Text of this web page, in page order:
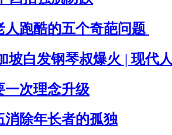
跑酷的五个奇葩问题
坡白发钢琴叔爆火 | 现代人
一次理念升级
消除年长者的孤独